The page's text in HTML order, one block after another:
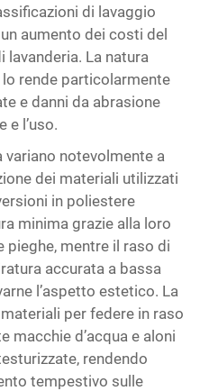
di lavaggio
aumento dei costi del
lavanderia. La natura
rende particolarmente
e danni da abrasione
e l’uso.
notevolmente a
dei materiali utilizzati
in poliestere
minima grazie alla loro
pieghe, mentre il raso di
accurata a bassa
l’aspetto estetico. La
per federe in raso
macchie d’acqua e aloni
rendendo
tempestivo sulle